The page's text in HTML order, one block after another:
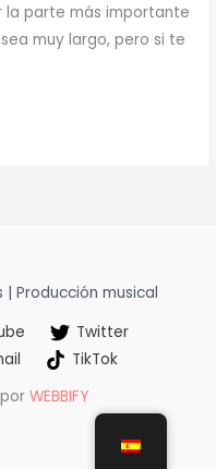
la parte más importante
muy largo, pero si te
Producción musical
Twitter
TikTok
WEBBIFY